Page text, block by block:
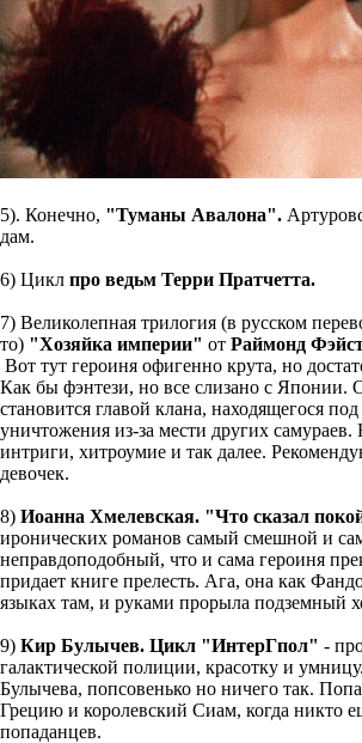
5). Конечно, "Туманы Авалона".
дам.
6) Цикл про ведьм Терри Пратчетта.
7) Великолепная трилогия (в русском
то) "Хозяйка империи" от Раймонд
Вот тут героиня офигенно крута, но
Как бы фэнтези, но все слизано с Японии.
становится главой клана, находящегося под
уничтожения из-за мести других
интриги, хитроумие и так далее.
девочек.
8) Иоанна Хмелевская. "Что сказал
иронических романов самый смешной и
неправдоподобный, что и сама героиня
придает книге прелесть. Ага, она как
языках там, и руками прорыла подземный
9) Кир Булычев. Цикл "ИнтерГпол" -
галактической полиции, красотку и
Булычева, попсовенько но ничего так.
Грецию и королевский Сиам, когда никто
попаданцев.